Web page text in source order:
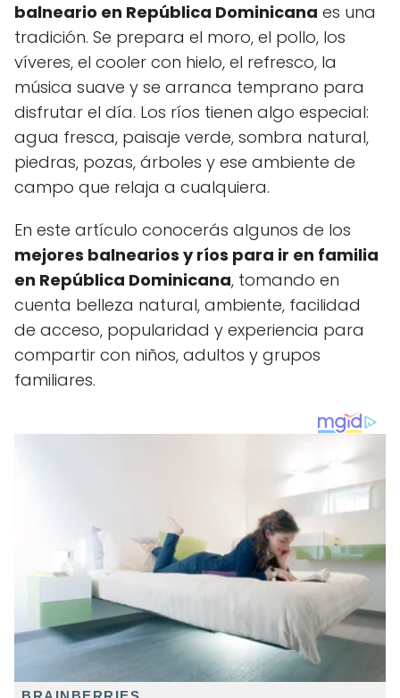
balneario en República Dominicana es una
tradición. Se prepara el moro, el pollo, los
víveres, el cooler con hielo, el refresco, la
música suave y se arranca temprano para
disfrutar el día. Los ríos tienen algo especial:
agua fresca, paisaje verde, sombra natural,
piedras, pozas, árboles y ese ambiente de
campo que relaja a cualquiera.
En este artículo conocerás algunos de los
mejores balnearios y ríos para ir en familia
en República Dominicana, tomando en
cuenta belleza natural, ambiente, facilidad
de acceso, popularidad y experiencia para
compartir con niños, adultos y grupos
familiares.